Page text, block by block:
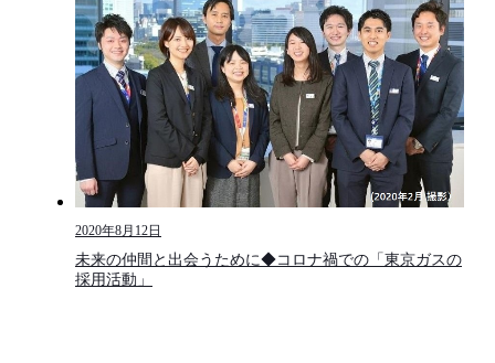
2020年8月12日
未来の仲間と出会うために◆コロナ禍での「東京ガスの
採用活動」